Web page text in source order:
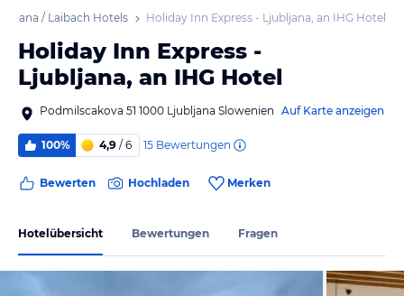
/ Laibach Hotels Holiday Inn Express - Ljubljana, an IHG Hotel
Holiday Inn Express -
Ljubljana, an IHG Hotel
Podmilscakova 51 1000 Ljubljana Slowenien Auf Karte anzeigen
100% 4,9 / 6 15 Bewertungen
Bewerten Hochladen Merken
Hotelübersicht Bewertungen Fragen